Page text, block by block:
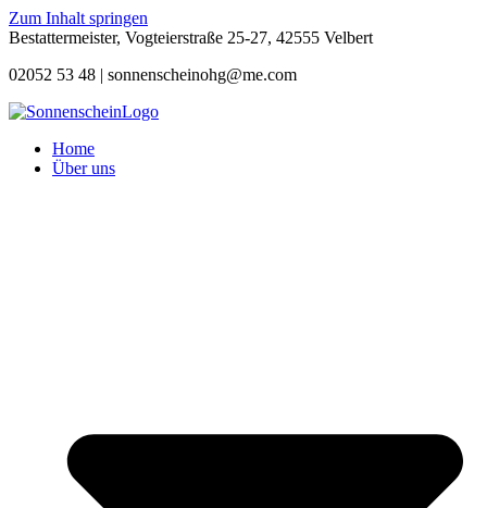
Zum Inhalt springen
Bestattermeister, Vogteierstraße 25-27, 42555 Velbert
02052 53 48 | sonnenscheinohg@me.com
Home
Über uns